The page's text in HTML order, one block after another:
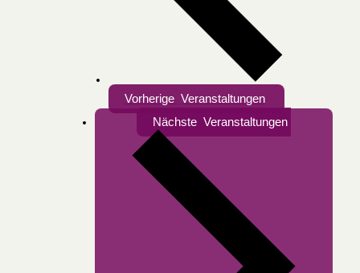
Vorherige Veranstaltungen
Nächste Veranstaltungen